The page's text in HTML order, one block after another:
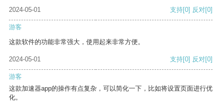
2024-05-01 支持[0] 反对[0]
游客
这款软件的功能非常强大，使用起来非常方便。
2024-05-01 支持[0] 反对[0]
游客
这款加速器app的操作有点复杂，可以简化一下，比如将设置页面进行优
化。